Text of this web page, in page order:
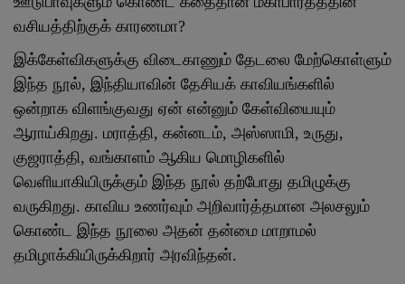
வசியத்திற்குக் காரணமா?
இக்கேள்விகளுக்கு விடைகாணும் தேடலை மேற்கொள்ளும்
இந்த நூல், இந்தியாவின் தேசியக் காவியங்களில்
ஒன்றாக விளங்குவது ஏன் என்னும் கேள்வியையும்
ஆராய்கிறது. மராத்தி, கன்னடம், அஸ்ஸாமி, உருது,
குஜராத்தி, வங்காளம் ஆகிய மொழிகளில்
வெளியாகியிருக்கும் இந்த நூல் தற்போது தமிழுக்கு
வருகிறது. காவிய உணர்வும் அறிவார்த்தமான அலசலும்
கொண்ட இந்த நூலை அதன் தன்மை மாறாமல்
தமிழாக்கியிருக்கிறார் அரவிந்தன்.